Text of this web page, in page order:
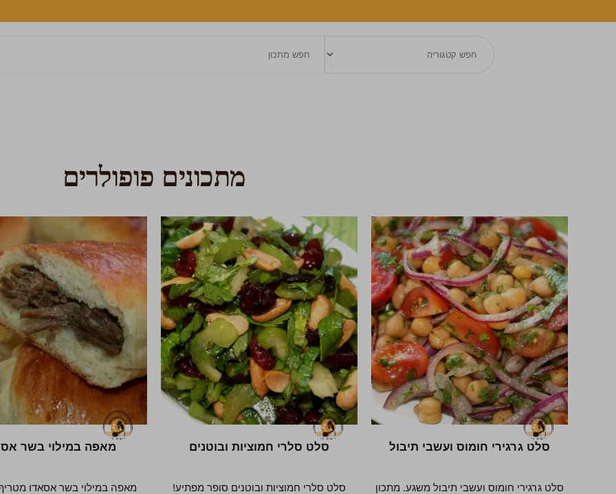
מתכונים פופולרים
סלט גרגירי חומוס ועשבי תיבול
סלט גרגירי חומוס ועשבי תיבול משגע. מתכון
סלט סלרי חמוציות ובוטנים
סלט סלרי חמוציות ובוטנים סופר מפתיע!
מאפה במילוי בשר
מאפה במילוי בשר אסאדו